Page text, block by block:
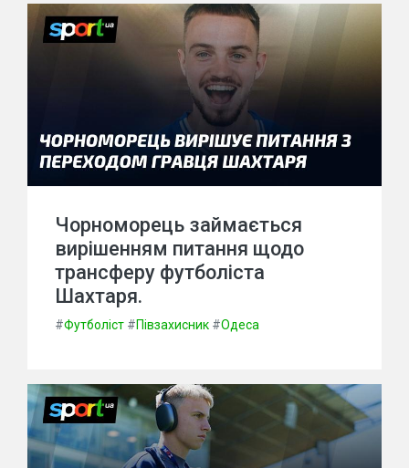
Чорноморець займається
вирішенням питання щодо
трансферу футболіста
Шахтаря.
#Футболіст #Півзахисник #Одеса